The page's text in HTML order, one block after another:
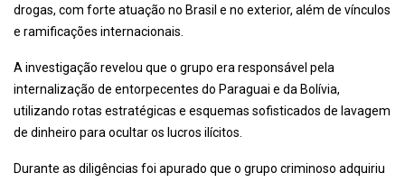
drogas, com forte atuação no Brasil e no exterior, além de vínculos
e ramificações internacionais.
A investigação revelou que o grupo era responsável pela
internalização de entorpecentes do Paraguai e da Bolívia,
utilizando rotas estratégicas e esquemas sofisticados de lavagem
de dinheiro para ocultar os lucros ilícitos.
Durante as diligências foi apurado que o grupo criminoso adquiriu